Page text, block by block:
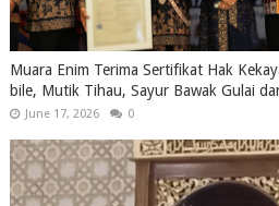
Muara Enim Terima Sertifikat Hak
bile, Mutik Tihau, Sayur Bawak Gulai
June 17, 2026 0